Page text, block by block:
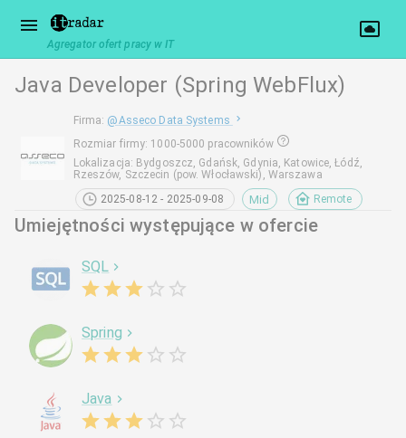
Agregator ofert pracy w IT
Java Developer (Spring WebFlux)
Firma: @Asseco Data Systems
Rozmiar firmy: 1000-5000 pracowników
Lokalizacja: Bydgoszcz, Gdańsk, Gdynia, Katowice, Łódź,
Rzeszów, Szczecin (pow. Włocławski), Warszawa
2025-08-12 - 2025-09-08
Mid Remote
Umiejętności występujące w ofercie
SQL
Spring
Java